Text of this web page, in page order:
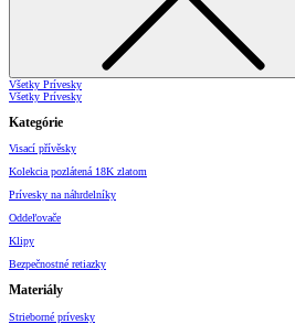
Všetky Prívesky
Všetky Prívesky
Kategórie
Visací přívěsky
Kolekcia pozlátená 18K zlatom
Prívesky na náhrdelníky
Oddeľovače
Klipy
Bezpečnostné retiazky
Materiály
Strieborné prívesky